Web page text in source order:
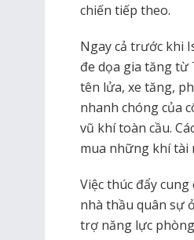
chiến tiếp theo.
Ngay cả trước khi
đe dọa gia tăng từ
tên lửa, xe tăng,
nhanh chóng của
vũ khí toàn cầu.
mua những khí tài
Việc thúc đẩy
nhà thầu quân sự
trợ năng lực